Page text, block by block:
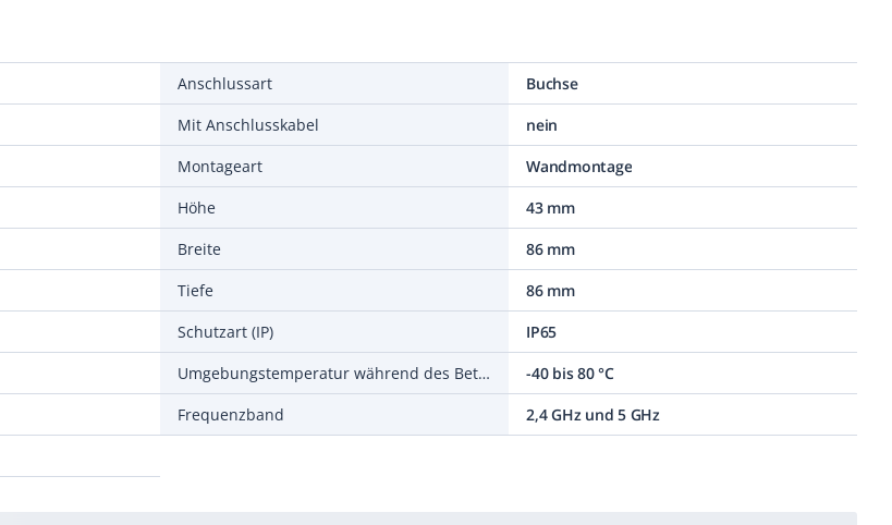
Anschlussart
Buchse
Mit Anschlusskabel
nein
Montageart
Wandmontage
Höhe
43 mm
Breite
86 mm
Tiefe
86 mm
Schutzart (IP)
IP65
Umgebungstemperatur während des Betriebs
-40 bis 80 °C
Frequenzband
2,4 GHz und 5 GHz